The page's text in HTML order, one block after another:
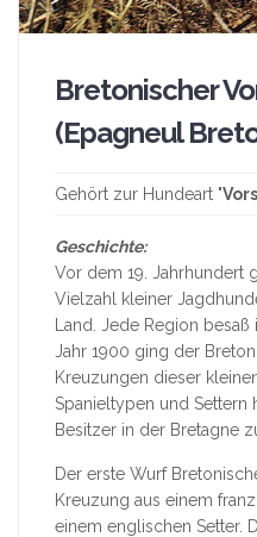
Bretonischer
(Epagneul
Gehört zur Hundeart "
Geschichte:
Vor dem 19. Jahrhundert
Vielzahl kleiner
Land. Jede Region
Jahr 1900 ging der
Kreuzungen dieser
Spanieltypen und Settern
Besitzer in der Bretagne
Der erste Wurf
Kreuzung aus einem
einem englischen Setter.